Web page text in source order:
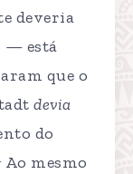
deveria
— está
que o
devia
do
Ao mesmo